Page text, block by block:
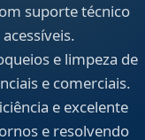
suporte técnico
e limpeza de
e comerciais.
e excelente
e resolvendo